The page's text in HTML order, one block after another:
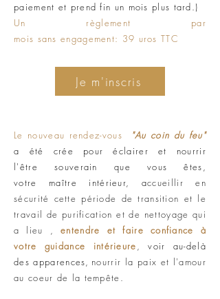
paiement et prend fin un mois plus tard.)
Un règlement par
mois sans engagement: 39 uros TTC
Je m'inscris
Le nouveau rendez-vous
"Au coin du feu"
a été crée pour éclairer et nourrir
l'être
souverain que vous êtes,
votre maître intérieur, accueillir en
sécurité cette période de transition et le
travail de purification et de nettoyage qui
a lieu ,entendre et faire confiance à
votre guidance intérieure,voir au-delà
des apparences, nourrir la paix et l'amour
au coeur de la tempête.